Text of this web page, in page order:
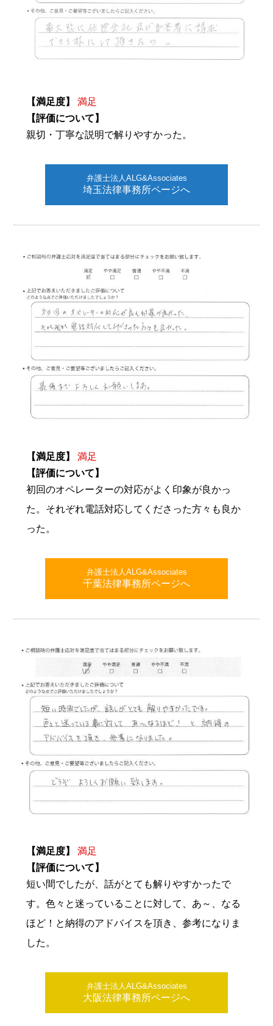
【満足度】
満足
【評価について】
親切・丁寧な説明で解りやすかった。
弁護士法人ALG&Associates
埼玉法律事務所ページへ
【満足度】
満足
【評価について】
初回のオペレーターの対応がよく印象が良かっ
た。それぞれ電話対応してくださった方々も良か
った。
弁護士法人ALG&Associates
千葉法律事務所ページへ
【満足度】
満足
【評価について】
短い間でしたが、話がとても解りやすかったで
す。色々と迷っていることに対して、あ～、なる
ほど！と納得のアドバイスを頂き、参考になりま
した。
弁護士法人ALG&Associates
大阪法律事務所ページへ